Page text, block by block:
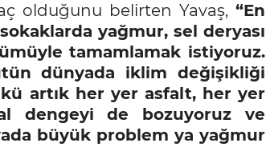
olduğunu belirten Yavaş, “En
yağmur, sel deryası
tamamlamak istiyoruz.
dünyada iklim değişikliği
artık her yer asfalt, her yer
dengeyi de bozuyoruz ve
büyük problem ya yağmur